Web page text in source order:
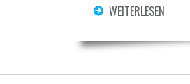
WEITERLESEN